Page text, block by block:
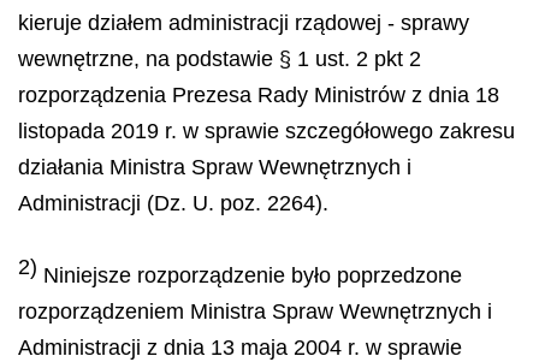
kieruje działem administracji rządowej - sprawy
wewnętrzne, na podstawie § 1 ust. 2 pkt 2
rozporządzenia Prezesa Rady Ministrów z dnia 18
listopada 2019 r. w sprawie szczegółowego zakresu
działania Ministra Spraw Wewnętrznych i
Administracji (Dz. U. poz. 2264).
2) Niniejsze rozporządzenie było poprzedzone
rozporządzeniem Ministra Spraw Wewnętrznych i
Administracji z dnia 13 maja 2004 r. w sprawie